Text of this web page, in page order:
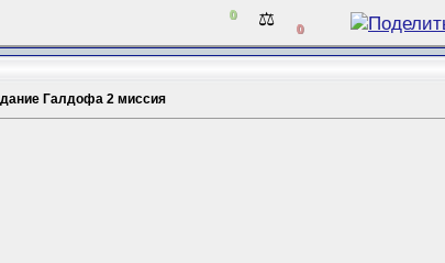
0 ⚖️ 0
Галдофа 2 миссия